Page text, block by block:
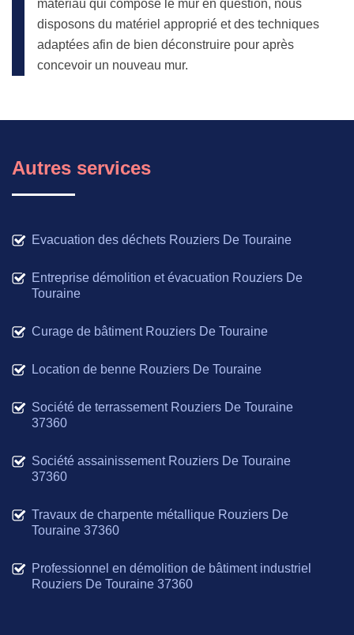
matériau qui compose le mur en question, nous
disposons du matériel approprié et des techniques
adaptées afin de bien déconstruire pour après
concevoir un nouveau mur.
Autres services
Evacuation des déchets Rouziers De Touraine
Entreprise démolition et évacuation Rouziers De
Touraine
Curage de bâtiment Rouziers De Touraine
Location de benne Rouziers De Touraine
Société de terrassement Rouziers De Touraine
37360
Société assainissement Rouziers De Touraine
37360
Travaux de charpente métallique Rouziers De
Touraine 37360
Professionnel en démolition de bâtiment industriel
Rouziers De Touraine 37360